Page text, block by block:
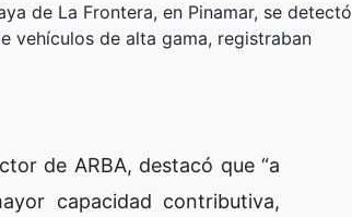
de La Frontera, en Pinamar, se detectó
vehículos de alta gama, registraban
de ARBA, destacó que “a
capacidad contributiva,